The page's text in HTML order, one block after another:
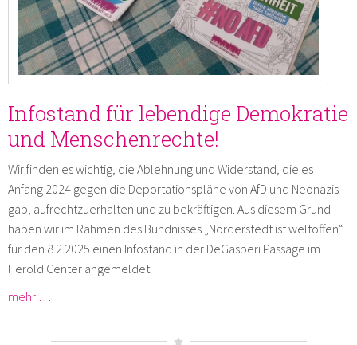
Infostand für lebendige Demokratie
und Menschenrechte!
Wir finden es wichtig, die Ablehnung und Widerstand, die es
Anfang 2024 gegen die Deportationspläne von AfD und Neonazis
gab, aufrechtzuerhalten und zu bekräftigen. Aus diesem Grund
haben wir im Rahmen des Bündnisses „Norderstedt ist weltoffen“
für den 8.2.2025 einen Infostand in der DeGasperi Passage im
Herold Center angemeldet.
mehr …